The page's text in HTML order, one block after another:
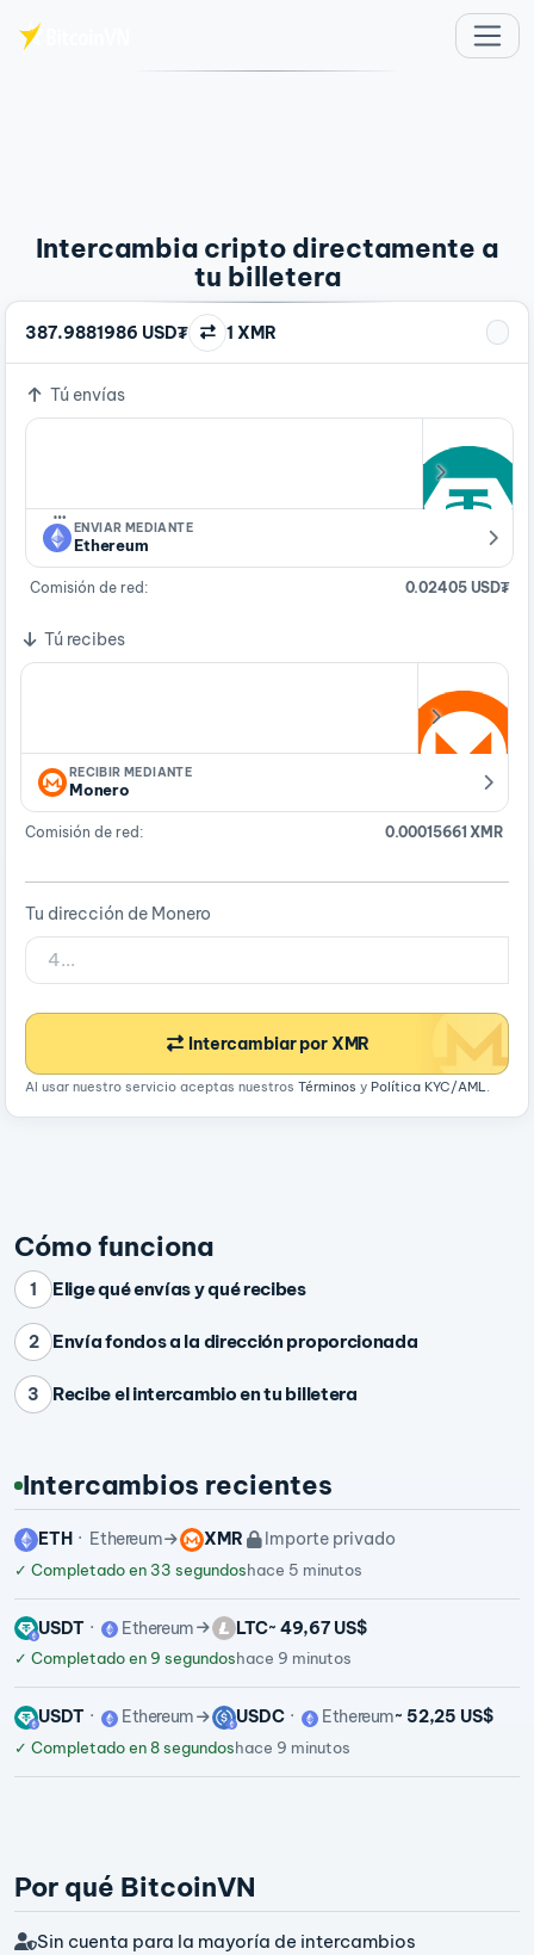
Intercambia cripto directamente a
tu billetera
387.9881986 USD₮ 1 XMR
Tú envías
…
ENVIAR MEDIANTE
Ethereum
Comisión de red: 0.02405 USD₮
Tú recibes
RECIBIR MEDIANTE
Monero
Comisión de red: 0.00015661 XMR
Tu dirección de Monero
Intercambiar por XMR
Al usar nuestro servicio aceptas nuestros Términos y Política KYC/AML.
Cómo funciona
1 Elige qué envías y qué recibes
2 Envía fondos a la dirección proporcionada
3 Recibe el intercambio en tu billetera
Intercambios recientes
ETH Ethereum XMR Importe privado
✓ Completado en 33 segundoshace 5 minutos
USDT Ethereum LTC~ 49,67 US$
✓ Completado en 9 segundoshace 9 minutos
USDT Ethereum USDC Ethereum~ 52,25 US$
✓ Completado en 8 segundoshace 9 minutos
Por qué BitcoinVN
Sin cuenta para la mayoría de intercambios